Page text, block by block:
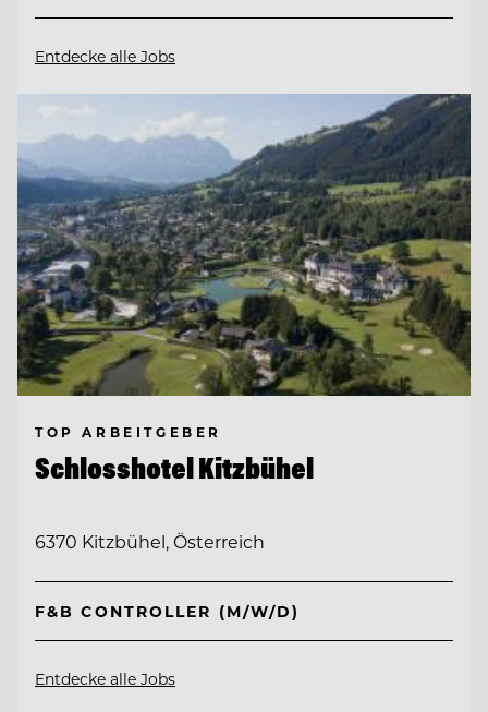
Entdecke alle Jobs
TOP ARBEITGEBER
Schlosshotel Kitzbühel
6370 Kitzbühel, Österreich
F&B CONTROLLER (M/W/D)
Entdecke alle Jobs